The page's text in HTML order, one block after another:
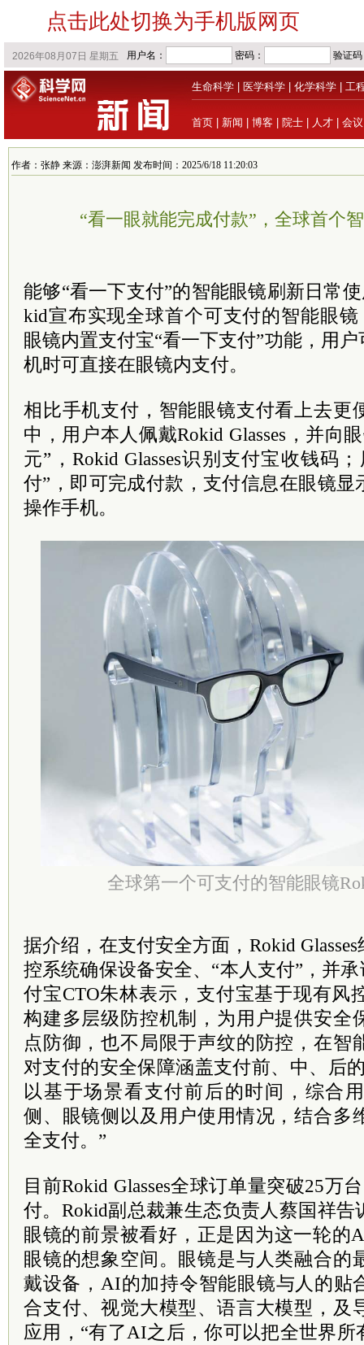
点击此处切换为手机版网页
生命科学 医学科学 化学科学 工
首页 新闻 博客 院士 人才 会议
作者：张静 来源：澎湃新闻 发布时间：2025/6/18 11:20:03
“看一眼就能完成付款”，全球首个
能够“看一下支付”的智能眼镜刷新日常
kid宣布实现全球首个可支付的智能眼镜
眼镜内置支付宝“看一下支付”功能，用
机时可直接在眼镜内支付。
相比手机支付，智能眼镜支付看上去更
中，用户本人佩戴Rokid Glasses，并向
元”，Rokid Glasses识别支付宝收钱码
付”，即可完成付款，支付信息在眼镜
操作手机。
全球第一个可支付的智能眼镜
据介绍，在支付安全方面，Rokid
控系统确保设备安全、“本人支付”，并
付宝CTO朱林表示，支付宝基于现有风
构建多层级防控机制，为用户提供安全
点防御，也不局限于声纹的防控，在智
对支付的安全保障涵盖支付前、中、后
以基于场景看支付前后的时间，综合
侧、眼镜侧以及用户使用情况，结合多
全支付。”
目前Rokid Glasses全球订单量突破25万
付。Rokid副总裁兼生态负责人蔡国祥
眼镜的前景被看好，正是因为这一轮的
眼镜的想象空间。眼镜是与人类融合的
戴设备，AI的加持令智能眼镜与人的贴
合支付、视觉大模型、语言大模型，及
应用，“有了AI之后，你可以把全世界所